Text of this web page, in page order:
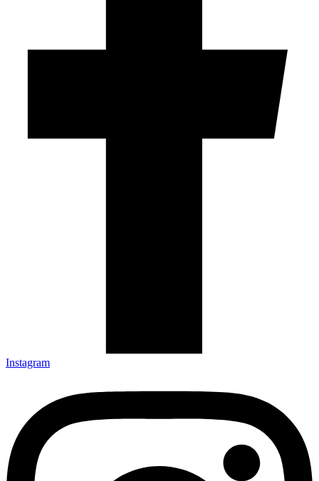
Instagram